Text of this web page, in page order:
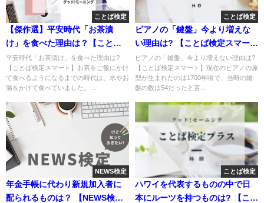
ことば検定
【傑作選】平安時代「お茶漬
け」を食べた理由は？【ことば
検定スマート】
平安時代「お茶漬け」を食べた理由は?
【ことば検定スマート】お茶をご飯にかけ
て食べるようになるまでの時代は、水やお
湯をかけて食べていました。...
ことば検定
ピアノの「鍵盤」今より増えな
い理由は? 【ことば検定スマー
ト】
ピアノの「鍵盤」今より増えない理由は?
【ことば検定スマート】現在のピアノの原
型が生まれたのは1700年頃で、当時の鍵
盤の数は54だったと言...
NEWS検定
年金手帳に代わり新規加入者に
配られるものは？ 【NEWS検
ことば検定
ハワイを代表するものの中で日
本にルーツを持つものは? 【こと